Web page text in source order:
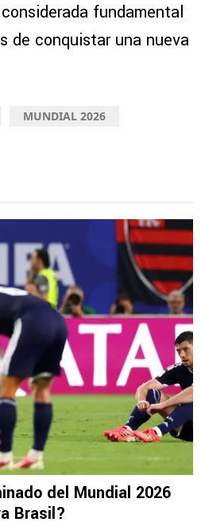
fundamental
de conquistar una nueva
MUNDIAL 2026
del Mundial 2026
Brasil?